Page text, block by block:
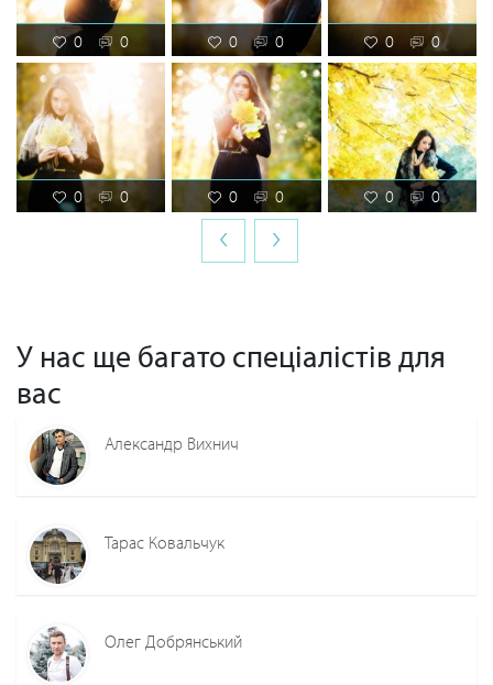
0 0 0 0 0 0
0 0 0 0 0 0
‹ ›
У нас ще багато спеціалістів для
вас
Александр Вихнич
Тарас Ковальчук
Олег Добрянський